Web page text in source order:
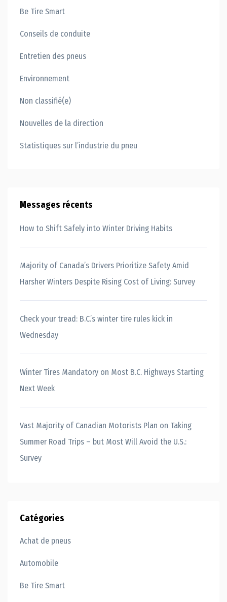
Be Tire Smart
Conseils de conduite
Entretien des pneus
Environnement
Non classifié(e)
Nouvelles de la direction
Statistiques sur l’industrie du pneu
Messages récents
How to Shift Safely into Winter Driving Habits
Majority of Canada’s Drivers Prioritize Safety Amid
Harsher Winters Despite Rising Cost of Living: Survey
Check your tread: B.C.’s winter tire rules kick in
Wednesday
Winter Tires Mandatory on Most B.C. Highways Starting
Next Week
Vast Majority of Canadian Motorists Plan on Taking
Summer Road Trips – but Most Will Avoid the U.S.:
Survey
Catégories
Achat de pneus
Automobile
Be Tire Smart